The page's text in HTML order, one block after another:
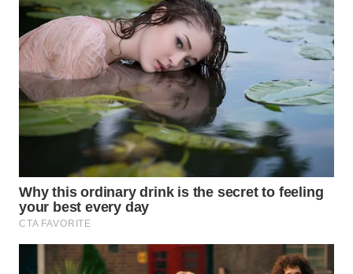
WAHANA
SPORT
WAHANA
UMKM
WAHANA
WAHANA
PERSONA
OTOMOTIF